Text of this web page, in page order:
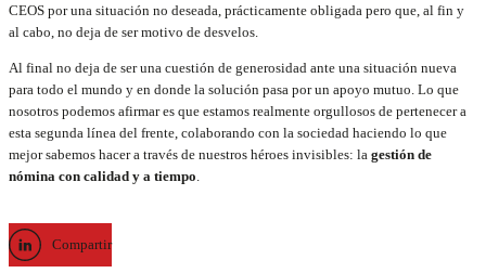
CEOS por una situación no deseada, prácticamente obligada pero que, al fin y
al cabo, no deja de ser motivo de desvelos.
Al final no deja de ser una cuestión de generosidad ante una situación nueva
para todo el mundo y en donde la solución pasa por un apoyo mutuo. Lo que
nosotros podemos afirmar es que estamos realmente orgullosos de pertenecer a
esta segunda línea del frente, colaborando con la sociedad haciendo lo que
mejor sabemos hacer a través de nuestros héroes invisibles: la gestión de
nómina con calidad y a tiempo
Compartir